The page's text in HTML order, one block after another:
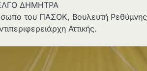
ΔΗΜΗΤΡΑ
του ΠΑΣΟΚ, Βουλευτή Ρεθύμνης
Αττικής.